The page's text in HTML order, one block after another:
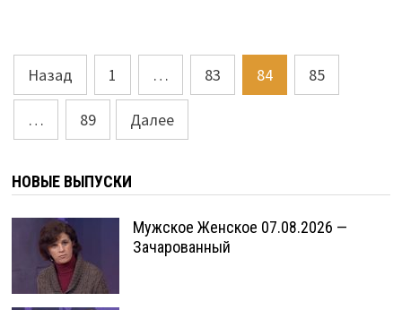
Пагинация
записей
Назад 1 … 83 84 85
… 89 Далее
НОВЫЕ ВЫПУСКИ
Мужское Женское 07.08.2026 —
Зачарованный